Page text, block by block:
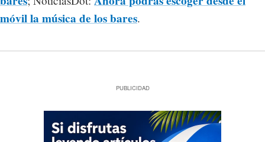
móvil la música de los bares.
PUBLICIDAD